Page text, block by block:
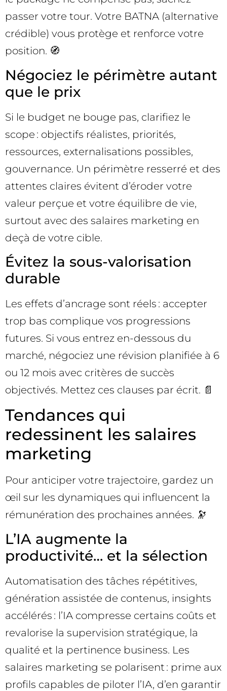
passer votre tour. Votre BATNA (alternative
crédible) vous protège et renforce votre
position. 🧭
Négociez le périmètre autant
que le prix
Si le budget ne bouge pas, clarifiez le
scope : objectifs réalistes, priorités,
ressources, externalisations possibles,
gouvernance. Un périmètre resserré et des
attentes claires évitent d’éroder votre
valeur perçue et votre équilibre de vie,
surtout avec des salaires marketing en
deçà de votre cible.
Évitez la sous-valorisation
durable
Les effets d’ancrage sont réels : accepter
trop bas complique vos progressions
futures. Si vous entrez en-dessous du
marché, négociez une révision planifiée à 6
ou 12 mois avec critères de succès
objectivés. Mettez ces clauses par écrit. 📄
Tendances qui
redessinent les salaires
marketing
Pour anticiper votre trajectoire, gardez un
œil sur les dynamiques qui influencent la
rémunération des prochaines années. 🔭
L’IA augmente la
productivité… et la sélection
Automatisation des tâches répétitives,
génération assistée de contenus, insights
accélérés : l’IA compresse certains coûts et
revalorise la supervision stratégique, la
qualité et la pertinence business. Les
salaires marketing se polarisent : prime aux
profils capables de piloter l’IA, d’en garantir